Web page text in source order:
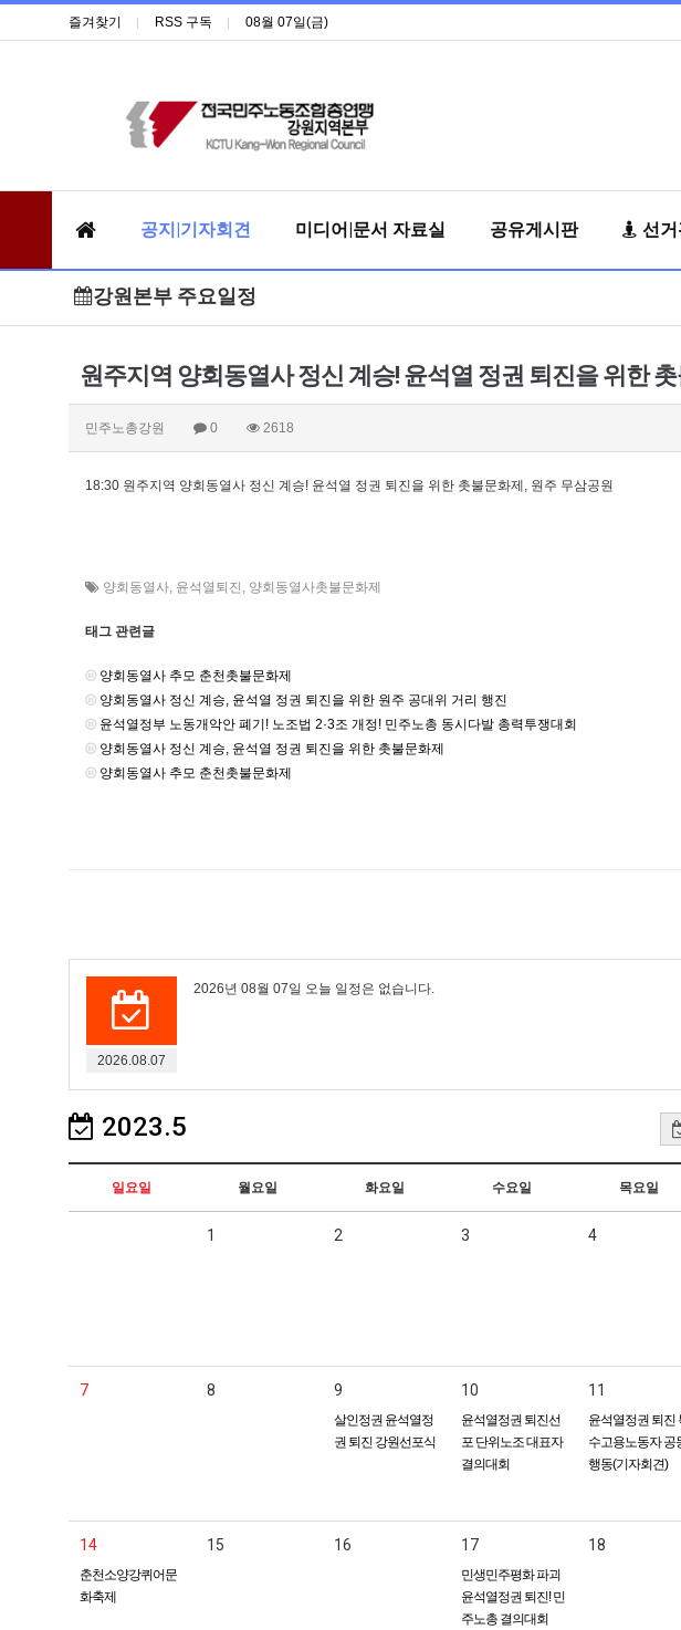
즐겨찾기 RSS 구독 08월 07일(금)
공지|기자회견 미디어|문서 자료실 공유게시판 선
강원본부 주요일정
원주지역 양회동열사 정신 계승! 윤석열 정권 퇴진을 위한 촛
민주노총강원 0 2618
18:30 원주지역 양회동열사 정신 계승! 윤석열 정권 퇴진을 위한 촛불문화제, 원주 무삼공원
양회동열사, 윤석열퇴진 , 양회동열사촛불문화제
태그 관련글
양회동열사 추모 춘천촛불문화제
양회동열사 정신 계승, 윤석열 정권 퇴진을 위한 원주 공대위 거리 행진
윤석열정부 노동개악안 폐기! 노조법 2·3조 개정! 민주노총 동시다발 총력투쟁대회
양회동열사 정신 계승, 윤석열 정권 퇴진을 위한 촛불문화제
양회동열사 추모 춘천촛불문화제
2026.08.07
2026년 08월 07일 오늘 일정은 없습니다.
2023.5
일요일 월요일 화요일 수요일 목요일
1 2 3 4
7 8 9
살인정권 윤석열정
권 퇴진 강원선포식
10
윤석열정권 퇴진선
포 단위노조 대표자
결의대회
11
윤석열정권 퇴진
수고용노동자 공
행동(기자회견)
14
춘천소양강퀴어문
화축제
15 16 17
민생민주평화 파괴
윤석열정권 퇴진! 민
주노총 결의대회
18